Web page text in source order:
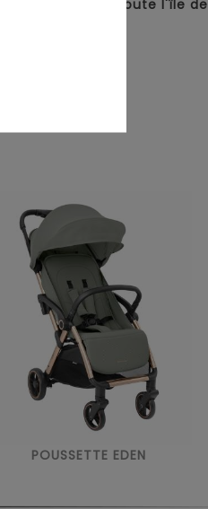
• Livraison sur toute l'île de
POUSSETTE EDEN